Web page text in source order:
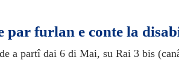
par furlan e conte la
a partî dai 6 di Mai, su Rai 3 bis